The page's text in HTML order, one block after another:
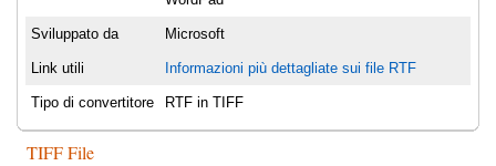
Sviluppato da Microsoft
Link utili Informazioni più dettagliate sui file RTF
Tipo di convertitore RTF in TIFF
TIFF File